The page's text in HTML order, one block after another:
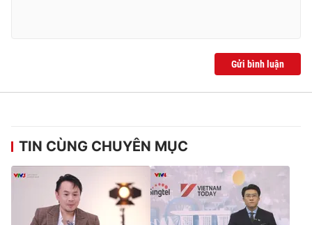
Gửi bình luận
TIN CÙNG CHUYÊN MỤC